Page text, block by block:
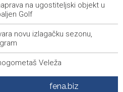
na ugostiteljski objekt u
Golf
novu izlagačku sezonu,
Veleža
for Saturday, 8 August 2026
fena.biz